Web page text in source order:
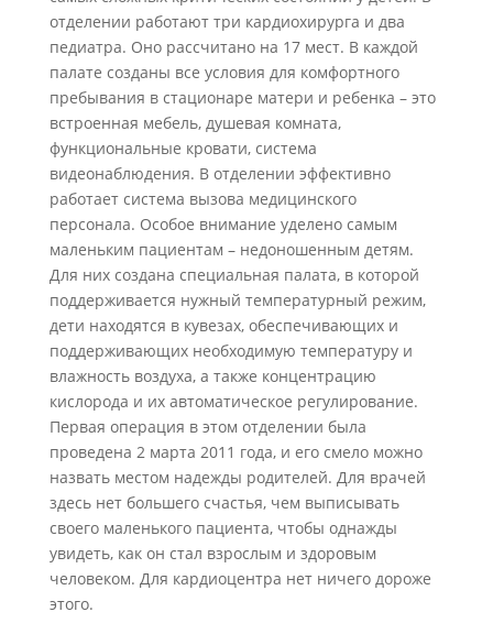
отделении работают три кардиохирурга и два
педиатра. Оно рассчитано на 17 мест. В каждой
палате созданы все условия для комфортного
пребывания в стационаре матери и ребенка – это
встроенная мебель, душевая комната,
функциональные кровати, система
видеонаблюдения. В отделении эффективно
работает система вызова медицинского
персонала. Особое внимание уделено самым
маленьким пациентам – недоношенным детям.
Для них создана специальная палата, в которой
поддерживается нужный температурный режим,
дети находятся в кувезах, обеспечивающих и
поддерживающих необходимую температуру и
влажность воздуха, а также концентрацию
кислорода и их автоматическое регулирование.
Первая операция в этом отделении была
проведена 2 марта 2011 года, и его смело можно
назвать местом надежды родителей. Для врачей
здесь нет большего счастья, чем выписывать
своего маленького пациента, чтобы однажды
увидеть, как он стал взрослым и здоровым
человеком. Для кардиоцентра нет ничего дороже
этого.